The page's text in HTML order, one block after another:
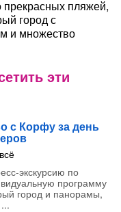
пляжей,
город с
и множество
эти
с Корфу за день
экскурсию по
программу
город и панорамы,